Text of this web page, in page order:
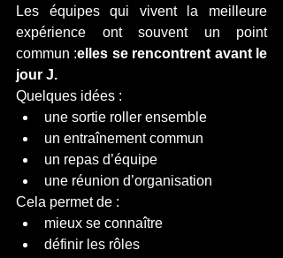
Les équipes qui vivent la meilleure
expérience ont souvent un point
commun :elles se rencontrent avant le
jour J.
Quelques idées :
une sortie roller ensemble
un entraînement commun
un repas d’équipe
une réunion d’organisation
Cela permet de :
mieux se connaître
définir les rôles